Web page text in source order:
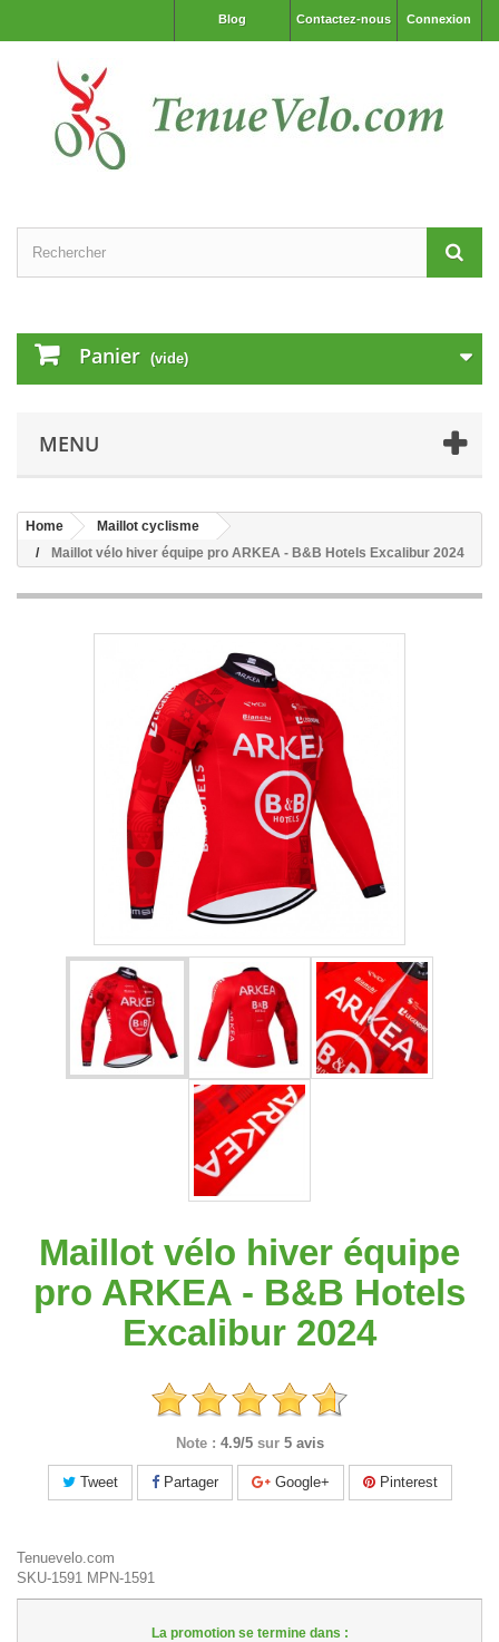
Connexion
Contactez-nous
Blog
Panier (vide)
MENU
Home
Maillot cyclisme
Maillot vélo hiver équipe pro ARKEA - B&B Hotels Excalibur 2024
Maillot vélo hiver équipe
pro ARKEA - B&B Hotels
Excalibur 2024
Note : 4.9/5 sur 5 avis
Tweet Partager Google+ Pinterest
Tenuevelo.com
SKU-1591 MPN-1591
La promotion se termine dans :